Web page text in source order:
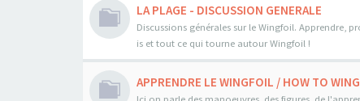
LA PLAGE - DISCUSSION GENERALE
Discussions générales sur le Wingfoil. Apprendre,
is et tout ce qui tourne autour Wingfoil !
APPRENDRE LE WINGFOIL / HOW TO